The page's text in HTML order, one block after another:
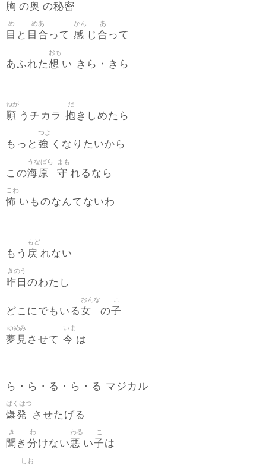
胸 の奥 の秘密
目
め
と 目合
めあ
って 感
かん
じ合
あ
って
あふれた想
おも
い きら・きら
願
ねが
うチカラ 抱
だ
きしめたら
もっと 強
つよ
くなりたいから
この海原
うなばら
守
まも
れるなら
怖
こわ
いものなんてないわ
もう 戻
もど
れない
昨日
きのう
のわたし
どこにでもいる女
おんな
の子
こ
夢見
ゆめみ
させて 今
いま
は
ら・ら・る・ら・る マジカル
爆発
ばくはつ
させたげる
聞
き
き 分
わ
けない悪
わる
い子
こ
は
しお